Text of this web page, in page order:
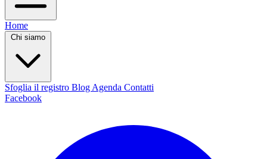
Home
Chi siamo
Sfoglia il registro Blog Agenda Contatti
Facebook